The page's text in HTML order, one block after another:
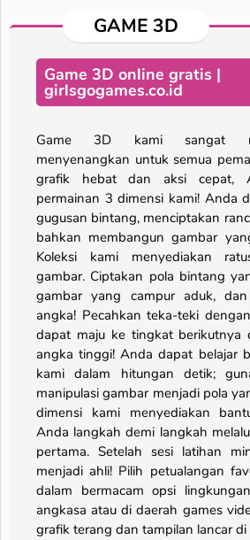
GAME 3D
Game 3D online gratis |
girlsgogames.co.id
Game 3D kami sangat
menyenangkan untuk semua
grafik hebat dan aksi cepat,
permainan 3 dimensi kami! Anda
gugusan bintang, menciptakan
bahkan membangun gambar
Koleksi kami menyediakan
gambar. Ciptakan pola bintang
gambar yang campur aduk,
angka! Pecahkan teka-teki
dapat maju ke tingkat berikutnya
angka tinggi! Anda dapat belajar
kami dalam hitungan detik;
manipulasi gambar menjadi pola
dimensi kami menyediakan
Anda langkah demi langkah
pertama. Setelah sesi latihan
menjadi ahli! Pilih petualangan
dalam bermacam opsi
angkasa atau di daerah games
grafik terang dan tampilan lancar di